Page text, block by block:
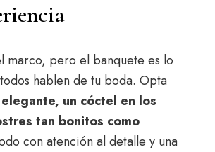
marco, pero el banquete es lo
hablen de tu boda. Opta
un cóctel en los
tan bonitos como
con atención al detalle y una